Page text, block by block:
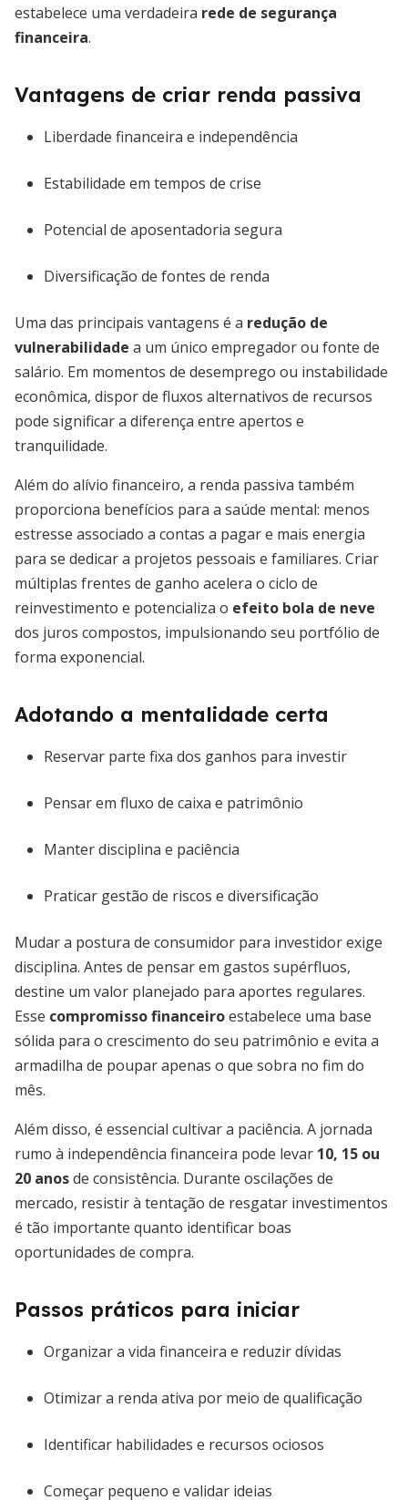
estabelece uma verdadeira rede de segurança
financeira.
Vantagens de criar renda passiva
Liberdade financeira e independência
Estabilidade em tempos de crise
Potencial de aposentadoria segura
Diversificação de fontes de renda
Uma das principais vantagens é a redução de
vulnerabilidade a um único empregador ou fonte de
salário. Em momentos de desemprego ou instabilidade
econômica, dispor de fluxos alternativos de recursos
pode significar a diferença entre apertos e
tranquilidade.
Além do alívio financeiro, a renda passiva também
proporciona benefícios para a saúde mental: menos
estresse associado a contas a pagar e mais energia
para se dedicar a projetos pessoais e familiares. Criar
múltiplas frentes de ganho acelera o ciclo de
reinvestimento e potencializa o efeito bola de neve
dos juros compostos, impulsionando seu portfólio de
forma exponencial.
Adotando a mentalidade certa
Reservar parte fixa dos ganhos para investir
Pensar em fluxo de caixa e patrimônio
Manter disciplina e paciência
Praticar gestão de riscos e diversificação
Mudar a postura de consumidor para investidor exige
disciplina. Antes de pensar em gastos supérfluos,
destine um valor planejado para aportes regulares.
Esse compromisso financeiroestabelece uma base
sólida para o crescimento do seu patrimônio e evita a
armadilha de poupar apenas o que sobra no fim do
mês.
Além disso, é essencial cultivar a paciência. A jornada
rumo à independência financeira pode levar 10, 15 ou
20 anosde consistência. Durante oscilações de
mercado, resistir à tentação de resgatar investimentos
é tão importante quanto identificar boas
oportunidades de compra.
Passos práticos para iniciar
Organizar a vida financeira e reduzir dívidas
Otimizar a renda ativa por meio de qualificação
Identificar habilidades e recursos ociosos
Começar pequeno e validar ideias